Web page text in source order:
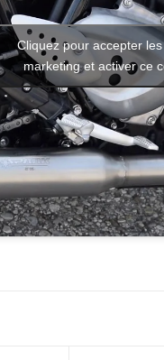
Cliquez pour accepter
marketing et activer ce